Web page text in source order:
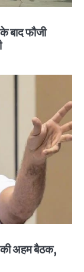
बाद फौजी
की अहम बैठक,